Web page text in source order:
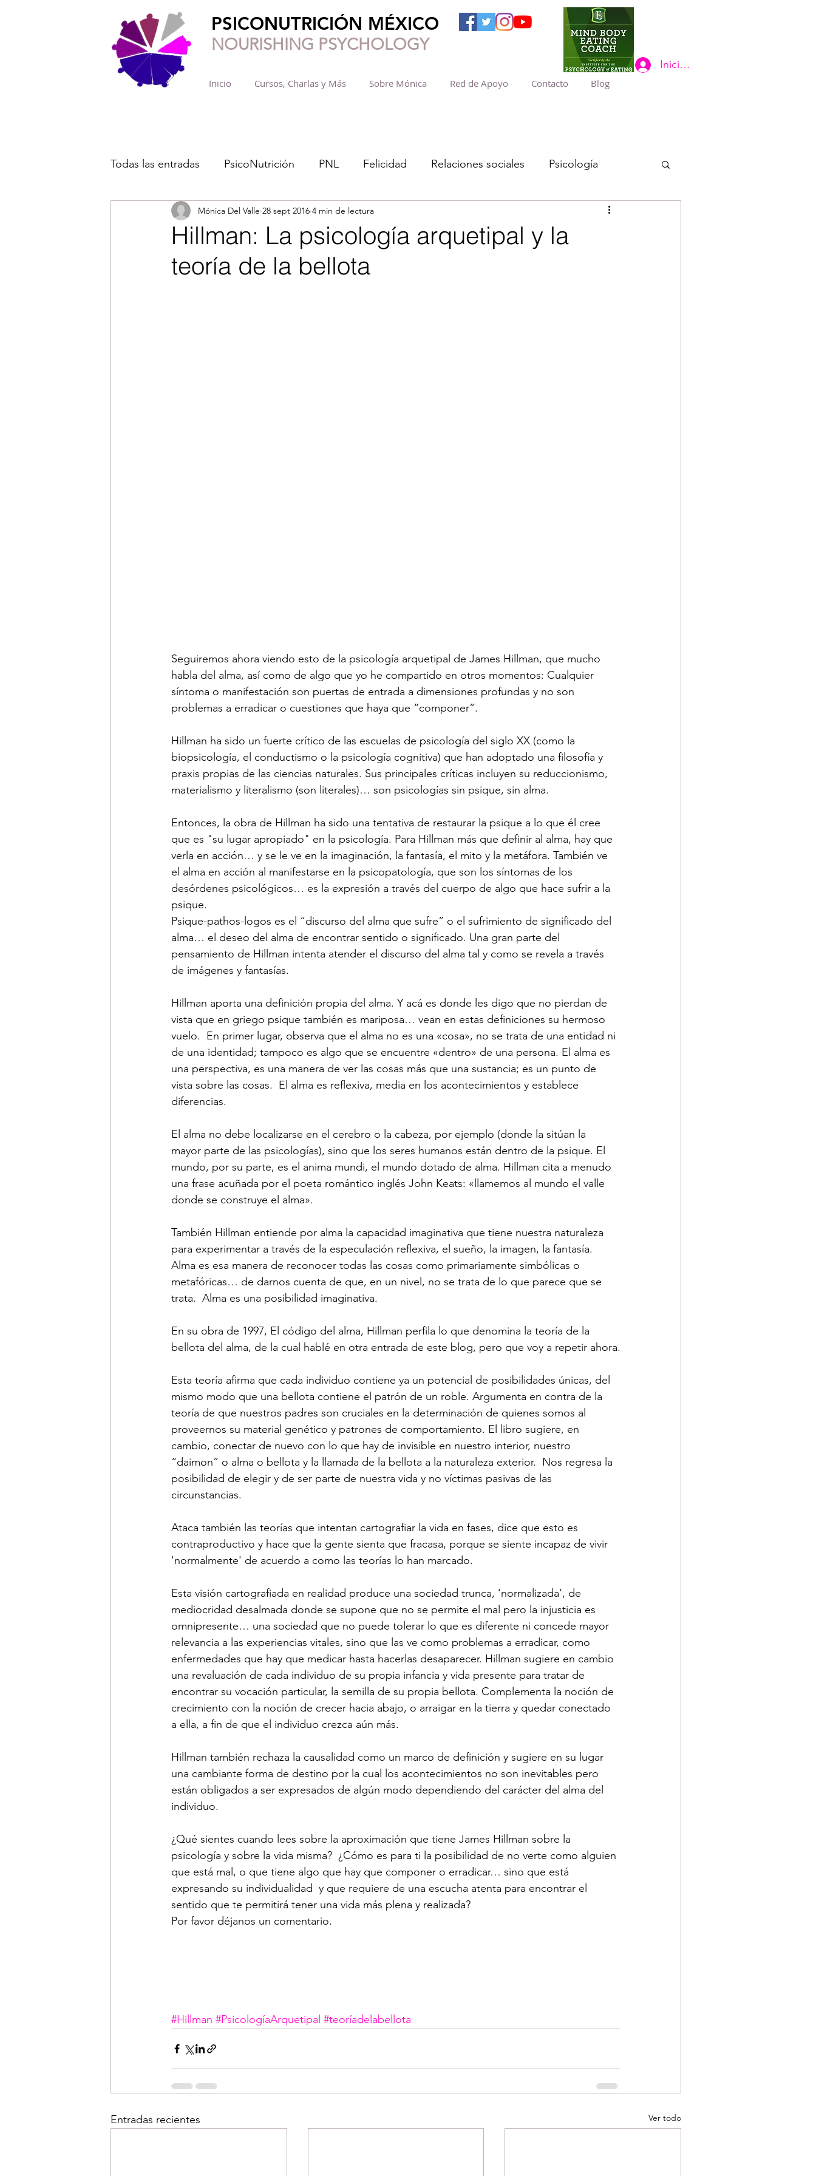
PSICONUTRICIÓN MÉXICO
NOURISHING PSYCHOLOGY
Inicio Cursos, Charlas y Más Sobre Mónica Red de Apoyo Contacto Blog
Iniciar sesión
Todas las entradas PsicoNutrición PNL Felicidad Relaciones sociales Psicología
Hillman: La psicología arquetipal y la
teoría de la bellota
Mónica Del Valle 28 sept 2016 4 min de lectura
Seguiremos ahora viendo esto de la psicología arquetipal de James Hillman, que mucho
habla del alma, así como de algo que yo he compartido en otros momentos: Cualquier
síntoma o manifestación son puertas de entrada a dimensiones profundas y no son
problemas a erradicar o cuestiones que haya que “componer”.
Hillman ha sido un fuerte crítico de las escuelas de psicología del siglo XX (como la
biopsicología, el conductismo o la psicología cognitiva) que han adoptado una filosofía y
praxis propias de las ciencias naturales. Sus principales críticas incluyen su reduccionismo,
materialismo y literalismo (son literales)… son psicologías sin psique, sin alma.
Entonces, la obra de Hillman ha sido una tentativa de restaurar la psique a lo que él cree
que es "su lugar apropiado" en la psicología. Para Hillman más que definir al alma, hay que
verla en acción… y se le ve en la imaginación, la fantasía, el mito y la metáfora. También ve
el alma en acción al manifestarse en la psicopatología, que son los síntomas de los
desórdenes psicológicos… es la expresión a través del cuerpo de algo que hace sufrir a la
psique.
Psique-pathos-logos es el “discurso del alma que sufre” o el sufrimiento de significado del
alma… el deseo del alma de encontrar sentido o significado. Una gran parte del
pensamiento de Hillman intenta atender el discurso del alma tal y como se revela a través
de imágenes y fantasías.
Hillman aporta una definición propia del alma. Y acá es donde les digo que no pierdan de
vista que en griego psique también es mariposa… vean en estas definiciones su hermoso
vuelo.  En primer lugar, observa que el alma no es una «cosa», no se trata de una entidad ni
de una identidad; tampoco es algo que se encuentre «dentro» de una persona. El alma es
una perspectiva, es una manera de ver las cosas más que una sustancia; es un punto de
vista sobre las cosas.  El alma es reflexiva, media en los acontecimientos y establece
diferencias.
El alma no debe localizarse en el cerebro o la cabeza, por ejemplo (donde la sitúan la
mayor parte de las psicologías), sino que los seres humanos están dentro de la psique. El
mundo, por su parte, es el anima mundi, el mundo dotado de alma. Hillman cita a menudo
una frase acuñada por el poeta romántico inglés John Keats: «llamemos al mundo el valle
donde se construye el alma».
También Hillman entiende por alma la capacidad imaginativa que tiene nuestra naturaleza
para experimentar a través de la especulación reflexiva, el sueño, la imagen, la fantasía.
Alma es esa manera de reconocer todas las cosas como primariamente simbólicas o
metafóricas… de darnos cuenta de que, en un nivel, no se trata de lo que parece que se
trata.  Alma es una posibilidad imaginativa.
En su obra de 1997, El código del alma, Hillman perfila lo que denomina la teoría de la
bellota del alma, de la cual hablé en otra entrada de este blog, pero que voy a repetir ahora.
Esta teoría afirma que cada individuo contiene ya un potencial de posibilidades únicas, del
mismo modo que una bellota contiene el patrón de un roble. Argumenta en contra de la
teoría de que nuestros padres son cruciales en la determinación de quienes somos al
proveernos su material genético y patrones de comportamiento. El libro sugiere, en
cambio, conectar de nuevo con lo que hay de invisible en nuestro interior, nuestro
“daimon” o alma o bellota y la llamada de la bellota a la naturaleza exterior.  Nos regresa la
posibilidad de elegir y de ser parte de nuestra vida y no víctimas pasivas de las
circunstancias.
Ataca también las teorías que intentan cartografiar la vida en fases, dice que esto es
contraproductivo y hace que la gente sienta que fracasa, porque se siente incapaz de vivir
'normalmente' de acuerdo a como las teorías lo han marcado.
Esta visión cartografiada en realidad produce una sociedad trunca, ‘normalizada’, de
mediocridad desalmada donde se supone que no se permite el mal pero la injusticia es
omnipresente… una sociedad que no puede tolerar lo que es diferente ni concede mayor
relevancia a las experiencias vitales, sino que las ve como problemas a erradicar, como
enfermedades que hay que medicar hasta hacerlas desaparecer. Hillman sugiere en cambio
una revaluación de cada individuo de su propia infancia y vida presente para tratar de
encontrar su vocación particular, la semilla de su propia bellota. Complementa la noción de
crecimiento con la noción de crecer hacia abajo, o arraigar en la tierra y quedar conectado
a ella, a fin de que el individuo crezca aún más.
Hillman también rechaza la causalidad como un marco de definición y sugiere en su lugar
una cambiante forma de destino por la cual los acontecimientos no son inevitables pero
están obligados a ser expresados de algún modo dependiendo del carácter del alma del
individuo.
¿Qué sientes cuando lees sobre la aproximación que tiene James Hillman sobre la
psicología y sobre la vida misma?  ¿Cómo es para ti la posibilidad de no verte como alguien
que está mal, o que tiene algo que hay que componer o erradicar… sino que está
expresando su individualidad  y que requiere de una escucha atenta para encontrar el
sentido que te permitirá tener una vida más plena y realizada?
Por favor déjanos un comentario.
#Hillman #PsicologíaArquetipal #teoríadelabellota
Entradas recientes Ver todo